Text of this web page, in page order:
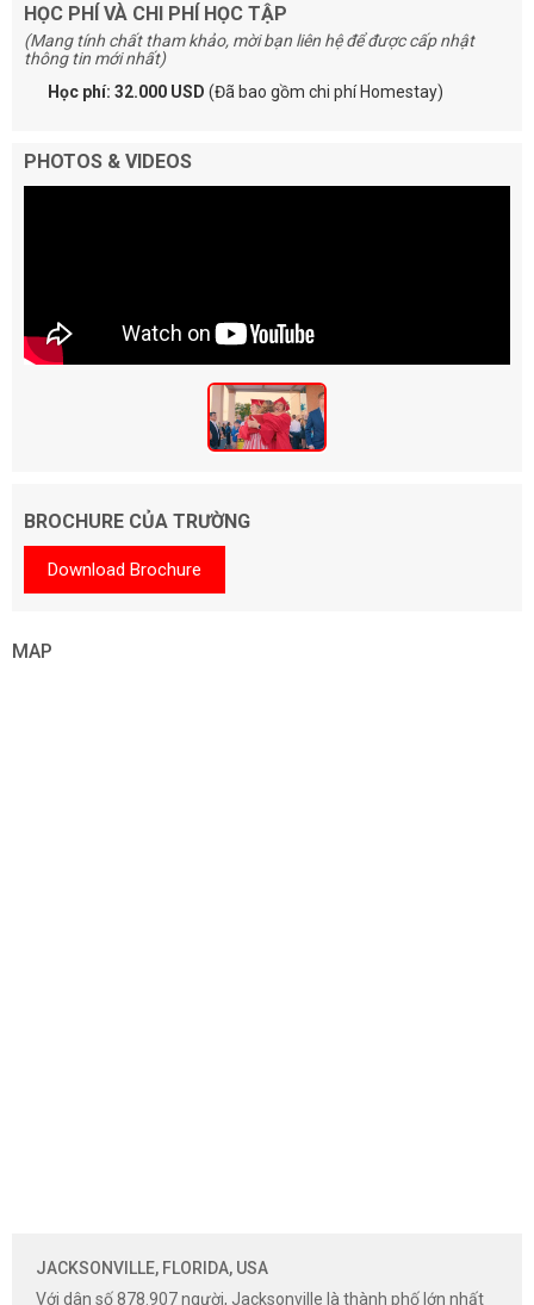
HỌC PHÍ VÀ CHI PHÍ HỌC TẬP
(Mang tính chất tham khảo, mời bạn liên hệ để được cấp nhật
thông tin mới nhất)
Học phí: 32.000 USD (Đã bao gồm chi phí Homestay)
PHOTOS & VIDEOS
BROCHURE CỦA TRƯỜNG
Download Brochure
MAP
JACKSONVILLE, FLORIDA, USA
Với dân số 878.907 người, Jacksonville là thành phố lớn nhất